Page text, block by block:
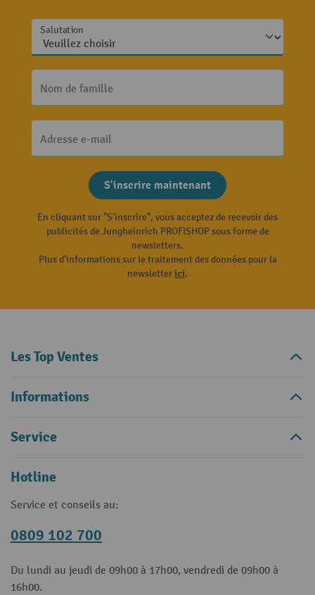
Salutation
Nom de famille
Adresse e-mail
S'inscrire maintenant
En cliquant sur "S'inscrire", vous acceptez de recevoir des
publicités de Jungheinrich PROFISHOP sous forme de
newsletters.
Plus d'informations sur le traitement des données pour la
newsletterici.
Les Top Ventes
Informations
Service
Hotline
Service et conseils au:
0809 102 700
Du lundi au jeudi de 09h00 à 17h00, vendredi de 09h00 à
16h00.